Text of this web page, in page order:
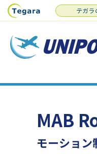
テガラ
MAB
モーショ